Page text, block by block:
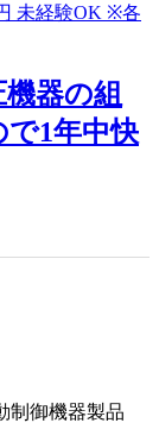
機器の組
で1年中快
御機器製品